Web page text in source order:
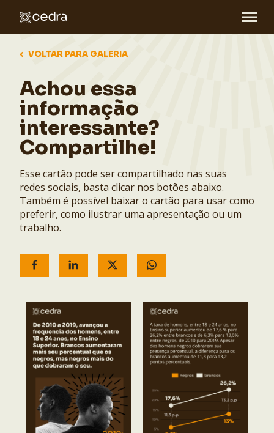
VOLTAR PARA GALERIA
Achou essa
informação
interessante?
Compartilhe!
Esse cartão pode ser compartilhado nas suas
redes sociais, basta clicar nos botões abaixo.
Também é possível baixar o cartão para usar como
preferir, como ilustrar uma apresentação ou um
trabalho.